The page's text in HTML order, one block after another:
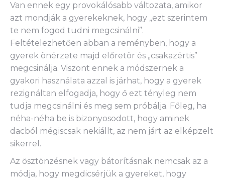
Van ennek egy provokálósabb változata, amikor
azt mondják a gyerekeknek, hogy „ezt szerintem
te nem fogod tudni megcsinálni”.
Feltételezhetően abban a reményben, hogy a
gyerek önérzete majd előretör és „csakazértis”
megcsinálja. Viszont ennek a módszernek a
gyakori használata azzal is járhat, hogy a gyerek
rezignáltan elfogadja, hogy ő ezt tényleg nem
tudja megcsinálni és meg sem próbálja. Főleg, ha
néha-néha be is bizonyosodott, hogy aminek
dacból mégiscsak nekiállt, az nem járt az elképzelt
sikerrel.
Az ösztönzésnek vagy bátorításnak nemcsak az a
módja, hogy megdicsérjük a gyereket, hogy